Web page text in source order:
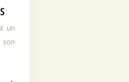
un
son